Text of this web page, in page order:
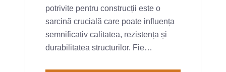
potrivite pentru construcții este o
sarcină crucială care poate influența
semnificativ calitatea, rezistența și
durabilitatea structurilor. Fie…